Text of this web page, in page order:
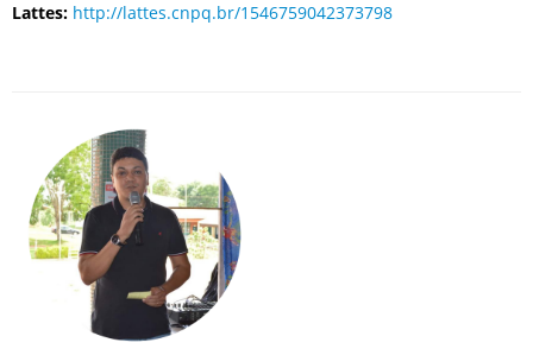
Lattes: http://lattes.cnpq.br/1546759042373798